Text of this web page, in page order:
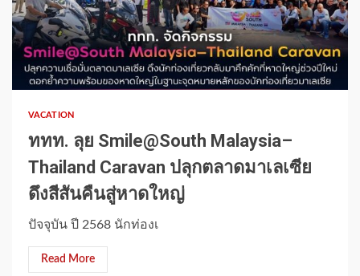
1 min read
VACATION
ททท. ลุย Smile@South Malaysia–
Thailand Caravan ปลุกตลาดมาเลเซีย
ดึงสีสันคืนสู่หาดใหญ่
ปัจจุบัน ปี 2568 นักท่องเ
Read More